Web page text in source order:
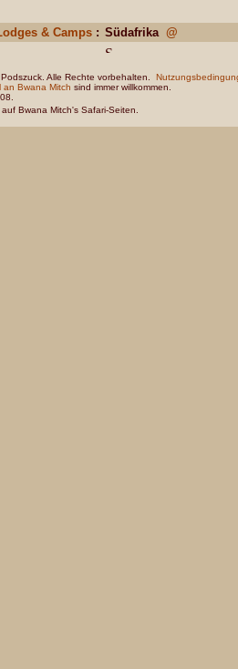
& Camps : Südafrika @
Alle Rechte vorbehalten.
Bwana Mitch sind immer willkommen.
auf Bwana Mitch's Safari-Seiten.